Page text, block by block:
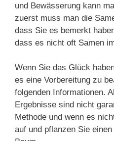
und Bewässerung kann
zuerst muss man die
dass Sie es bemerkt
dass es nicht oft Samen
Wenn Sie das Glück
es eine Vorbereitung zu
folgenden Informationen.
Ergebnisse sind nicht
Methode und wenn es
auf und pflanzen Sie